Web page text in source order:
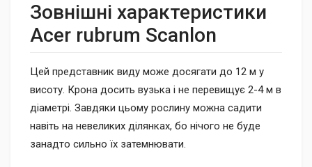
Зовнішні характеристики
Acer rubrum Scanlon
Цей представник виду може досягати до 12 м у
висоту. Крона досить вузька і не перевищує 2-4 м в
діаметрі. Завдяки цьому рослину можна садити
навіть на невеликих ділянках, бо нічого не буде
занадто сильно їх затемнювати.